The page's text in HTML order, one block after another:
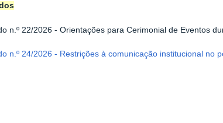
n.º 22/2026 -Orientações para Cerimonial de Eventos
n.º 24/2026 - Restrições à comunicação institucional no